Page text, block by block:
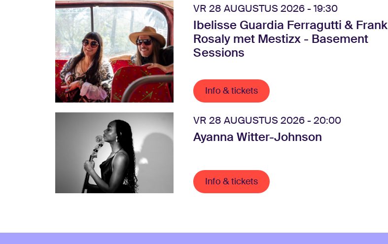
VR 28 AUGUSTUS 2026 - 19:30
Ibelisse Guardia Ferragutti & Frank
Rosaly met Mestizx - Basement
Sessions
Info & tickets
VR 28 AUGUSTUS 2026 - 20:00
Ayanna Witter-Johnson
Info & tickets